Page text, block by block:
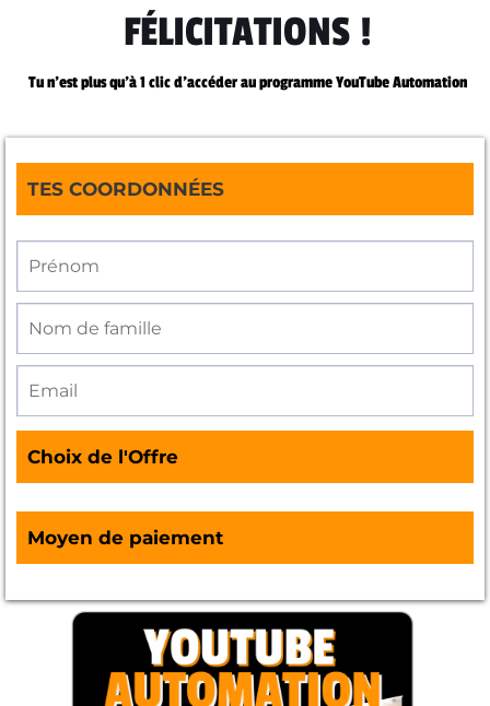
FÉLICITATIONS !
Tu n'est plus qu'à 1 clic d'accéder au programme YouTube Automation
TES COORDONNÉES
Choix de l'Offre
Moyen de paiement